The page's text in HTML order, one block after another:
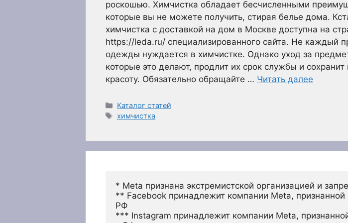
роскошью. Химчистка обладает бесчисленными
которые вы не можете получить, стирая белье дома.
химчистка с доставкой на дом в Москве доступна на
https://leda.ru/ специализированного сайта. Не каждый
одежды нуждается в химчистке. Однако уход за
которые это делают, продлит их срок службы и сохранит
красоту. Обязательно обращайте … Читать далее
Рубрики
Каталог статей
Метки
химчистка
* Meta признана экстремистской организацией и
** Facebook принадлежит компании Meta,
РФ
*** Instagram принадлежит компании Meta,